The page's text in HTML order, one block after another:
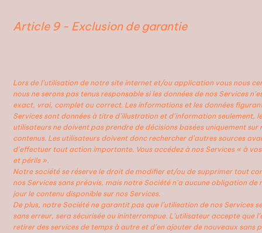
Article 9 - Exclusion de garantie
Lors de l’utilisation de notre site internet et/ou application vous nous
nous ne serons pas tenus responsable si les données de nos Services
exact, vrai, complet ou correct. Les informations et les données
Services sont données à titre d’illustration et d’information seulement,
utilisateurs ne doivent pas prendre de décisions basées uniquement sur
contenus. Les utilisateurs doivent donc rechercher d’autres sources
d’effectuer tout action importante. Vous accédez à nos Services « à
et périls ».
Notre société se réserve le droit de modifier et/ou de supprimer tout
nos Services sans préavis, mais notre Société n’a aucune obligation de
jour le contenu disponible sur nos Services.
De plus, notre Société ne garantit pas que l’utilisation de nos Services
sans erreur, sera sécurisée ou ininterrompue. L’utilisateur accepte que
retirer des services de temps à autre et d’en ajouter de nouveaux sans